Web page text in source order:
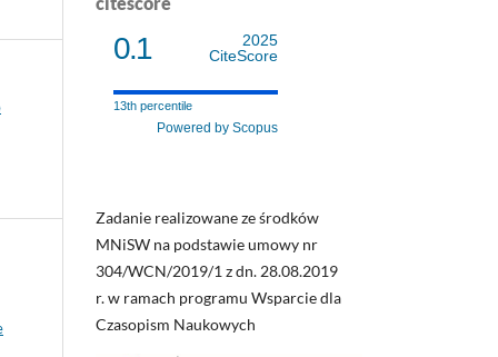
0.1
2025
CiteScore
13th percentile
Powered by Scopus
Zadanie realizowane ze środków
MNiSW na podstawie umowy nr
304/WCN/2019/1 z dn. 28.08.2019
r. w ramach programu Wsparcie dla
Czasopism Naukowych